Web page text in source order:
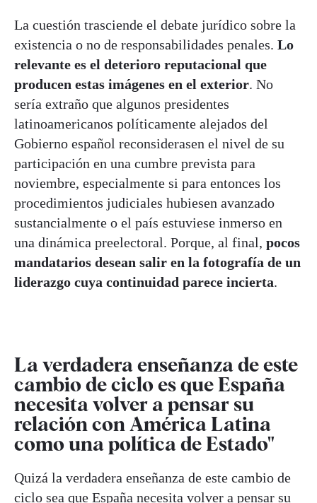
La cuestión trasciende el debate jurídico sobre la
existencia o no de responsabilidades penales. Lo
relevante es el deterioro reputacional que
producen estas imágenes en el exterior. No
sería extraño que algunos presidentes
latinoamericanos políticamente alejados del
Gobierno español reconsiderasen el nivel de su
participación en una cumbre prevista para
noviembre, especialmente si para entonces los
procedimientos judiciales hubiesen avanzado
sustancialmente o el país estuviese inmerso en
una dinámica preelectoral. Porque, al final, pocos
mandatarios desean salir en la fotografía de un
liderazgo cuya continuidad parece incierta.
La verdadera enseñanza de este
cambio de ciclo es que España
necesita volver a pensar su
relación con América Latina
como una política de Estado"
Quizá la verdadera enseñanza de este cambio de
ciclo sea que España necesita volver a pensar su